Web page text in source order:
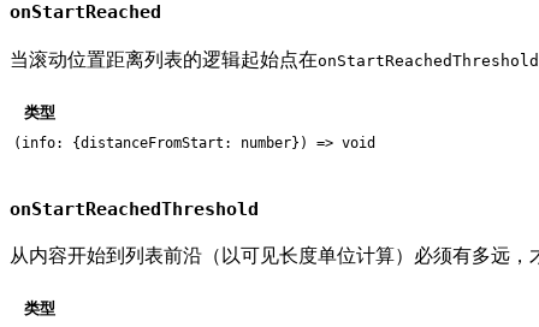
onStartReached
当滚动位置距离列表的逻辑起始点在onStartReachedThreshold
类型
(info: {distanceFromStart: number}) => void
onStartReachedThreshold
从内容开始到列表前沿（以可见长度单位计算）必须有多远，
类型